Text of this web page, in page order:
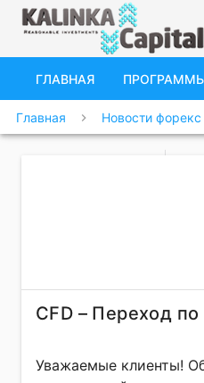
ГЛАВНАЯ
Главная chevron_right Новости
CFD – Переход
Уважаемые клиенты!